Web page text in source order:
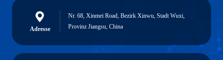
Adresse
Nr. 68, Xinmei Road, Bezirk Xinwu, Stadt Wuxi,
Provinz Jiangsu, China